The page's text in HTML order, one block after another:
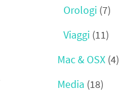
Orologi (7)
Viaggi (11)
Mac & OSX (4)
Media (18)